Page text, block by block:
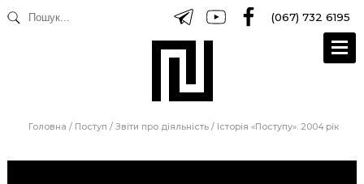
(067) 732 6195
Головна / Поступ / Звіти про діяльність / Історія «Поступу». 2004 рік